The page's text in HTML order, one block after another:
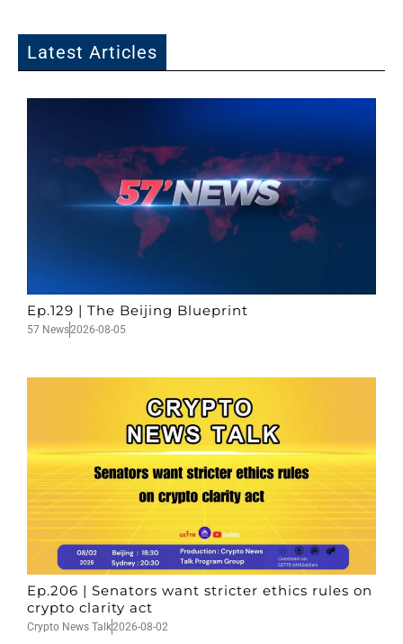
Latest Articles
Ep.129 | The Beijing Blueprint
57 News2026-08-05
Ep.206 | Senators want stricter ethics rules on
crypto clarity act
Crypto News Talk2026-08-02